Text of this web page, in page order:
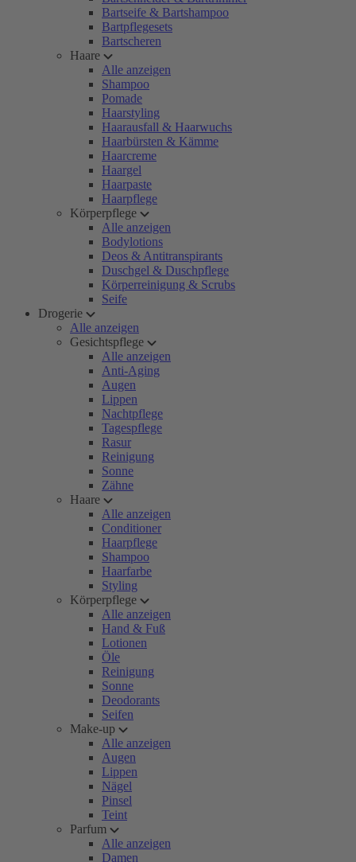
Bartseife & Bartshampoo
Bartpflegesets
Bartscheren
Haare
Alle anzeigen
Shampoo
Pomade
Haarstyling
Haarausfall & Haarwuchs
Haarbürsten & Kämme
Haarcreme
Haargel
Haarpaste
Haarpflege
Körperpflege
Alle anzeigen
Bodylotions
Deos & Antitranspirants
Duschgel & Duschpflege
Körperreinigung & Scrubs
Seife
Drogerie
Alle anzeigen
Gesichtspflege
Alle anzeigen
Anti-Aging
Augen
Lippen
Nachtpflege
Tagespflege
Rasur
Reinigung
Sonne
Zähne
Haare
Alle anzeigen
Conditioner
Haarpflege
Shampoo
Haarfarbe
Styling
Körperpflege
Alle anzeigen
Hand & Fuß
Lotionen
Öle
Reinigung
Sonne
Deodorants
Seifen
Make-up
Alle anzeigen
Augen
Lippen
Nägel
Pinsel
Teint
Parfum
Alle anzeigen
Damen